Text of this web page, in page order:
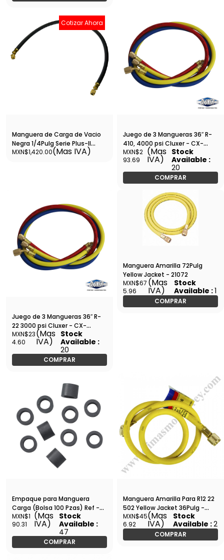
Cotizar Ahora
Manguera de Carga de Vaci­o
Negra 1/4Pulg Serie Plus-II
36Pulg de Largo Yellow Jacket
MXN$1,420.00(Mas IVA)
Juego de 3 Mangueras 36″ R-
410, 4000 psi Cluxer - CX-
J3MR410
MXN$2
93.69
(Mas
IVA)
Stock
Available :
20
COMPRAR
Juego de 3 Mangueras 36″ R-
22 3000 psi Cluxer - CX-
J3MR22
MXN$23
4.60
(Mas
IVA)
Stock
Available :
20
COMPRAR
Manguera Amarilla 72Pulg
Yellow Jacket - 21072
MXN$67
5.96
(Mas
IVA)
Stock
Available :1
COMPRAR
Empaque para Manguera
Carga (Bolsa 100 Pzas) Ref -
000056
MXN$1
90.31
(Mas
IVA)
Stock
Available :
47
COMPRAR
Manguera Amarilla Para R12 22
502 Yellow Jacket 36Pulg -
21036
MXN$45
6.92
(Mas
IVA)
Stock
Available :2
COMPRAR